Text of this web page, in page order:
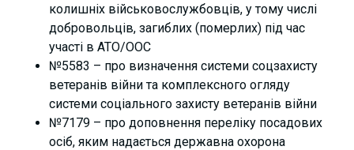
колишніх військовослужбовців, у тому числі
добровольців, загиблих (померлих) під час
участі в АТО/ООС
№5583 – про визначення системи соцзахисту
ветеранів війни та комплексного огляду
системи соціального захисту ветеранів війни
№7179 – про доповнення переліку посадових
осіб, яким надається державна охорона